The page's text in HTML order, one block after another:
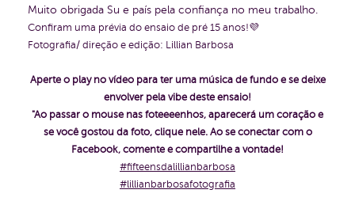
Muito obrigada Su e país pela confiança no meu trabalho.
Confiram uma prévia do ensaio de pré 15 anos!💜
Fotografia/ direção e edição: Lillian Barbosa
Aperte o play no vídeo para ter uma música de fundo e se deixe
envolver pela vibe deste ensaio!
"Ao passar o mouse nas foteeeenhos, aparecerá um coração e
se você gostou da foto, clique nele. Ao se conectar com o
Facebook, comente e compartilhe a vontade!
#fifteensdalillianbarbosa
#lillianbarbosafotografia